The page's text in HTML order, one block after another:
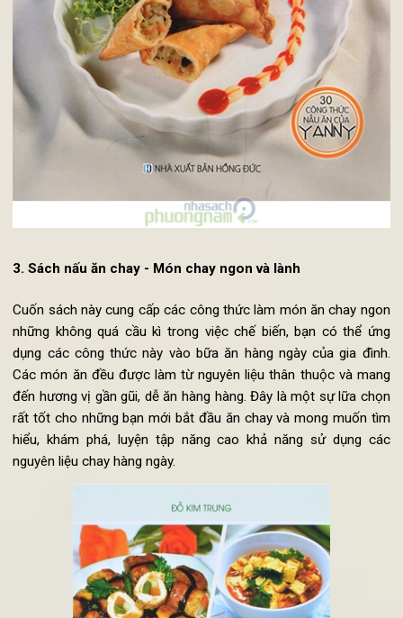
3. Sách nấu ăn chay - Món chay ngon và lành
Cuốn sách này cung cấp các công thức làm món ăn chay
những không quá cầu kì trong việc chế biến, bạn có thể
dụng các công thức này vào bữa ăn hàng ngày của gia
Các món ăn đều được làm từ nguyên liệu thân thuộc và
đến hương vị gần gũi, dễ ăn hàng hàng. Đây là một sự lữa
rất tốt cho những bạn mới bắt đầu ăn chay và mong muốn
hiểu, khám phá, luyện tập năng cao khả năng sử dụng